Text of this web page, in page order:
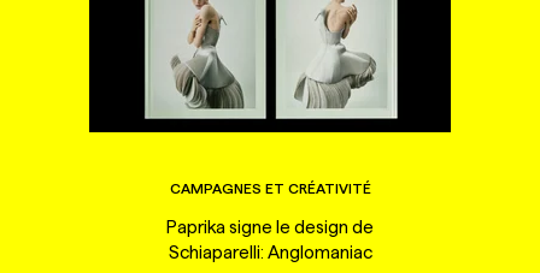
CAMPAGNES ET CRÉATIVITÉ
Paprika signe le design de
Schiaparelli: Anglomaniac